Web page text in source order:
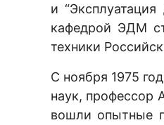
и
кафедрой ЭДМ
техники
С ноября 1975
наук, профессор
вошли опытные